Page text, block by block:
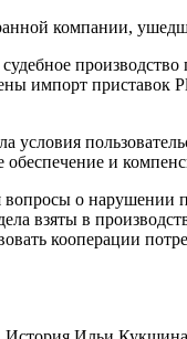
компании,
импорт приставок
обеспечение и
вопросы о
взяты в
кооперации